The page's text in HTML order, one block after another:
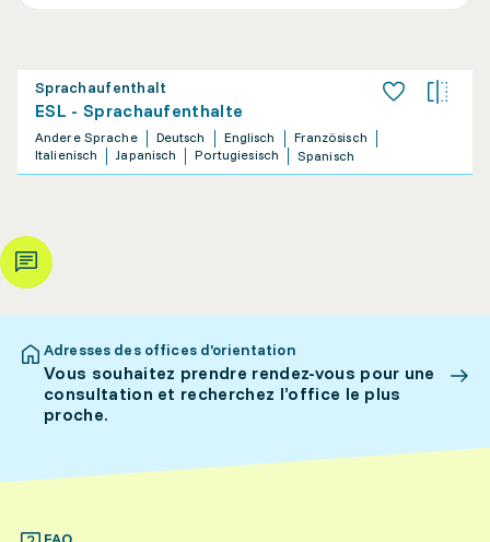
Sprachaufenthalt
ESL - Sprachaufenthalte
Andere Sprache Deutsch Englisch
Französisch
Italienisch
Japanisch Portugiesisch Spanisch
Adresses des offices d’orientation
Vous souhaitez prendre rendez-vous pour une
consultation et recherchez l’office le plus
proche.